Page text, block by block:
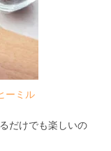
ーミル
だけでも楽しいの